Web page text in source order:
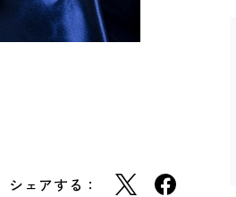
シェアする：